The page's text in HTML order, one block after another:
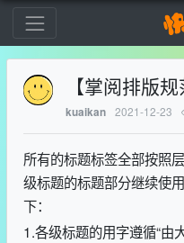
【掌阅排版
kuaikan 2021-12-23
所有的标题标签全部按照
级标题的标题部分继续使
下：
1.各级标题的用字遵循“由